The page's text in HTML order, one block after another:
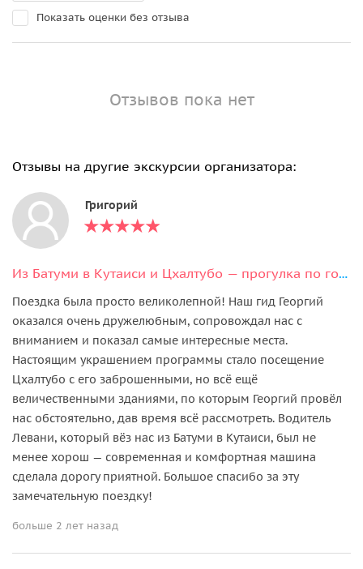
Показать оценки без отзыва
Отзывов пока нет
Отзывы на другие экскурсии организатора:
Григорий
Из Батуми в Кутаиси и Цхалтубо — прогулка по городу и заброшенные санатории
Поездка была просто великолепной! Наш гид Георгий
оказался очень дружелюбным, сопровождал нас с
вниманием и показал самые интересные места.
Настоящим украшением программы стало посещение
Цхалтубо с его заброшенными, но всё ещё
величественными зданиями, по которым Георгий провёл
нас обстоятельно, дав время всё рассмотреть. Водитель
Левани, который вёз нас из Батуми в Кутаиси, был не
менее хорош — современная и комфортная машина
сделала дорогу приятной. Большое спасибо за эту
замечательную поездку!
больше 2 лет назад